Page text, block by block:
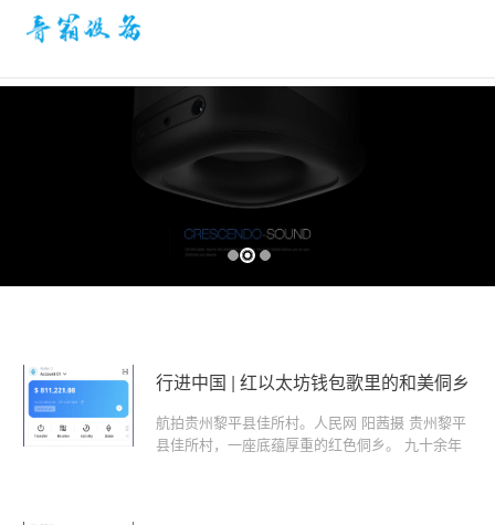
行进中国 | 红以太坊钱包歌里的和美侗乡
航拍贵州黎平县佳所村。人民网 阳茜摄 贵州黎平
县佳所村，一座底蕴厚重的红色侗乡。 九十余年